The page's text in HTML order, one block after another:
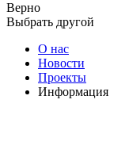
Верно
Выбрать другой
О нас
Новости
Проекты
Информация